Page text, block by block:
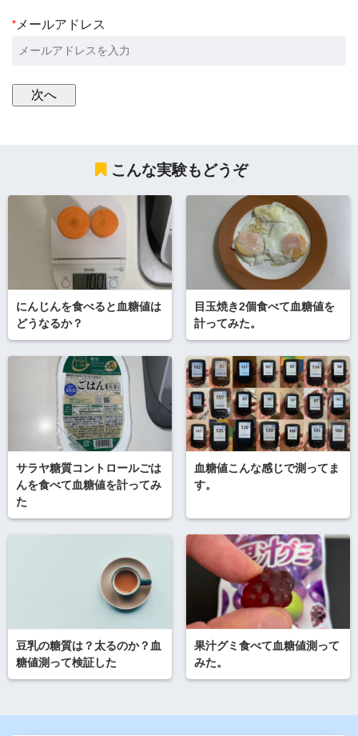
*メールアドレス
こんな実験もどうぞ
にんじんを食べると血糖値は
どうなるか？
目玉焼き2個食べて血糖値を
計ってみた。
サラヤ糖質コントロールごは
んを食べて血糖値を計ってみ
た
血糖値こんな感じで測ってま
す。
豆乳の糖質は？太るのか？血
糖値測って検証した
果汁グミ食べて血糖値測って
みた。